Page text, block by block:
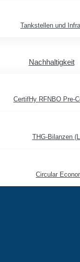
Tankstellen und
Nachhaltigkeit
CertifHy RFNBO Pre-
THG-Bilanzen
Circular
Mobilität